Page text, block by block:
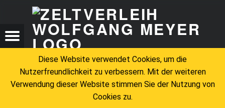
STEHTISCH – ZELTVERLEIH WOLFGANG MEYER
ZELTVERLEIH WOLFGANG MEYER
Menu
Diese Website verwendet Cookies, um die
Nutzerfreundlichkeit zu verbessern. Mit der weiteren
Verwendung dieser Website stimmen Sie der Nutzung von
Cookies zu.